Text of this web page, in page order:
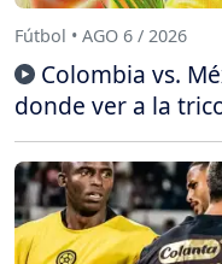
Fútbol • AGO 6 / 2026
Colombia vs.
donde ver a la